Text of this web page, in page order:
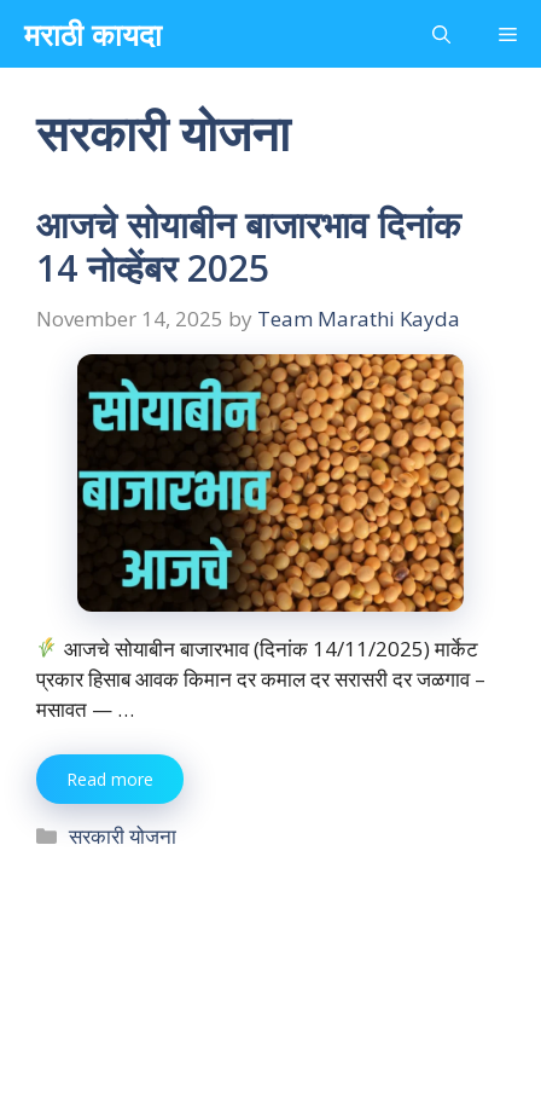
content
मराठी कायदा
सरकारी योजना
आजचे सोयाबीन बाजारभाव दिनांक
14 नोव्हेंबर 2025
November 14, 2025 by Team Marathi Kayda
आजचे सोयाबीन बाजारभाव (दिनांक 14/11/2025) मार्केट
प्रकार हिसाब आवक किमान दर कमाल दर सरासरी दर जळगाव –
मसावत — …
Read more
Categories
सरकारी योजना